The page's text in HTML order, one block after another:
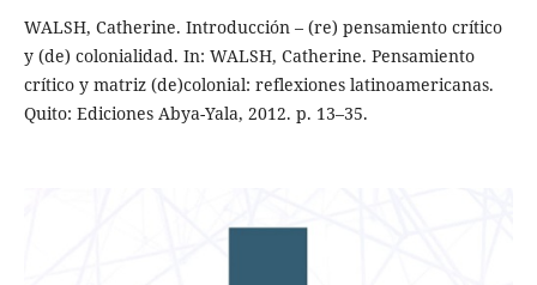
WALSH, Catherine. Introducción – (re) pensamiento crítico
y (de) colonialidad. In: WALSH, Catherine. Pensamiento
crítico y matriz (de)colonial: reflexiones latinoamericanas.
Quito: Ediciones Abya-Yala, 2012. p. 13–35.